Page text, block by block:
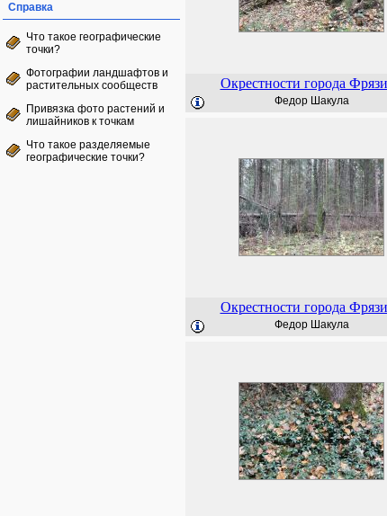
Справка
Что такое географические
точки?
Фотографии ландшафтов и
растительных сообществ
Привязка фото растений и
лишайников к точкам
Что такое разделяемые
географические точки?
Окрестности города
Федор Шакула
Окрестности города
Федор Шакула